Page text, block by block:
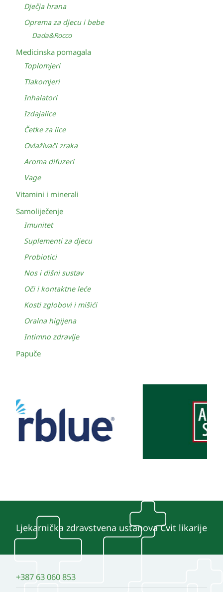
Dječja hrana
Oprema za djecu i bebe
Dada&Rocco
Medicinska pomagala
Toplomjeri
Tlakomjeri
Inhalatori
Izdajalice
Četke za lice
Ovlaživači zraka
Aroma difuzeri
Vage
Vitamini i minerali
Samoliječenje
Imunitet
Suplementi za djecu
Probiotici
Nos i dišni sustav
Oči i kontaktne leće
Kosti zglobovi i mišići
Oralna higijena
Intimno zdravlje
Papuče
Ljekarnička zdravstvena ustanova Cvit likarije
+387 63 060 853